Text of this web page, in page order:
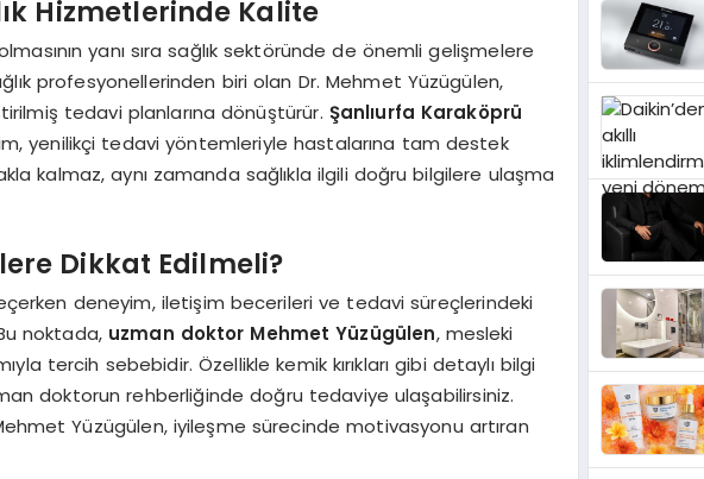
Hizmetlerinde Kalite
yanı sıra sağlık sektöründe de önemli gelişmelere
profesyonellerinden biri olan Dr. Mehmet Yüzügülen,
tedavi planlarına dönüştürür. Şanlıurfa Karaköprü
yenilikçi tedavi yöntemleriyle hastalarına tam destek
kalmaz, aynı zamanda sağlıkla ilgili doğru bilgilere ulaşma
Dikkat Edilmeli?
deneyim, iletişim becerileri ve tedavi süreçlerindeki
noktada, uzman doktor Mehmet Yüzügülen, mesleki
tercih sebebidir. Özellikle kemik kırıkları gibi detaylı bilgi
doktorun rehberliğinde doğru tedaviye ulaşabilirsiniz.
Yüzügülen, iyileşme sürecinde motivasyonu artıran